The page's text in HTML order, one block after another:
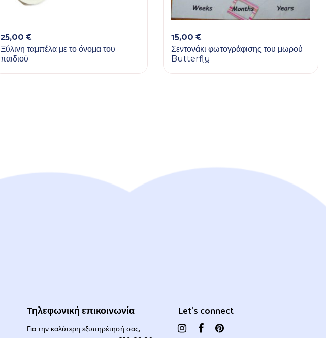
25,00€
Ξύλινη ταμπέλα με το όνομα του
παιδιού
15,00€
Σεντονάκι φωτογράφισης του μωρού
Butterfly
Τηλεφωνική επικοινωνία
Για την καλύτερη εξυπηρέτησή σας,
Let's connect